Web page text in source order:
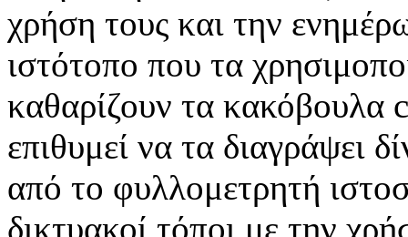
χρήση τους και την
ιστότοπο που τα
καθαρίζουν τα κακόβουλα
επιθυμεί να τα διαγράψει
από το φυλλομετρητή
δικτυακοί τόποι με την